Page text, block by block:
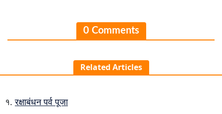
0 Comments
Related Articles
रक्षाबंधन पर्व पूजा